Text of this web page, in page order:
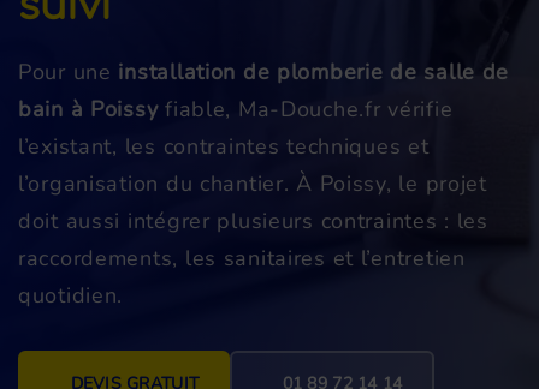
Pour une installation de plomberie de salle de
bain à Poissyfiable, Ma-Douche.fr vérifie
l’existant, les contraintes techniques et
l’organisation du chantier. À Poissy, le projet
doit aussi intégrer plusieurs contraintes : les
raccordements, les sanitaires et l’entretien
quotidien.
DEVIS GRATUIT 01 89 72 14 14